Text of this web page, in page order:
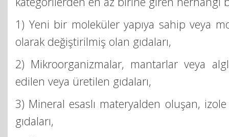
1) Yeni bir moleküler yapıya sahip veya
olarak değiştirilmiş olan gıdaları,
2) Mikroorganizmalar, mantarlar veya
edilen veya üretilen gıdaları,
3) Mineral esaslı materyalden oluşan,
gıdaları,